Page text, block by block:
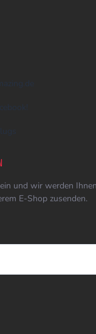
und wir werden
E-Shop zusenden.